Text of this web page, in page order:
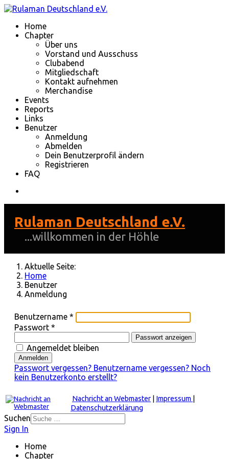
Home
Chapter
Über uns
Vorstand und Ausschuss
Clubabend
Mitgliedschaft
Kontakt aufnehmen
Merchandise
Events
Reports
Links
Benutzer
Anmeldung
Abmelden
Dein Benutzerprofil ändern
Registrieren
FAQ
Rulaman Deutschland e.V.
...willkommen in der Höhle
Aktuelle Seite:
Home
Benutzer
Anmeldung
Benutzername *
Passwort *
Passwort anzeigen
Angemeldet bleiben
Anmelden
Passwort vergessen? Benutzername vergessen? Noch
kein Benutzerkonto erstellt?
Nachricht an Webmaster Impressum
Datenschutzerklärung
Suchen
Sign In
Home
Chapter